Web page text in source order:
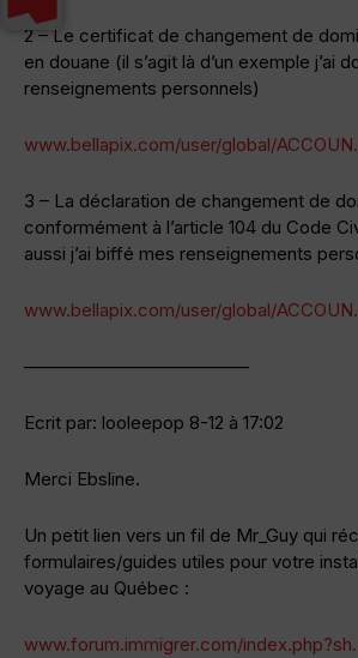
2 – Le certificat de changement de
en douane (il s’agit là d’un exemple j’ai
renseignements personnels)
www.bellapix.com/user/global/
3 – La déclaration de changement de
conformément à l’article 104 du Code
aussi j’ai biffé mes renseignements
www.bellapix.com/user/global/
————————————–
Ecrit par: looleepop 8-12 à 17:02
Merci Ebsline.
Un petit lien vers un fil de Mr_Guy qui
formulaires/guides utiles pour votre
voyage au Québec :
www.forum.immigrer.com/